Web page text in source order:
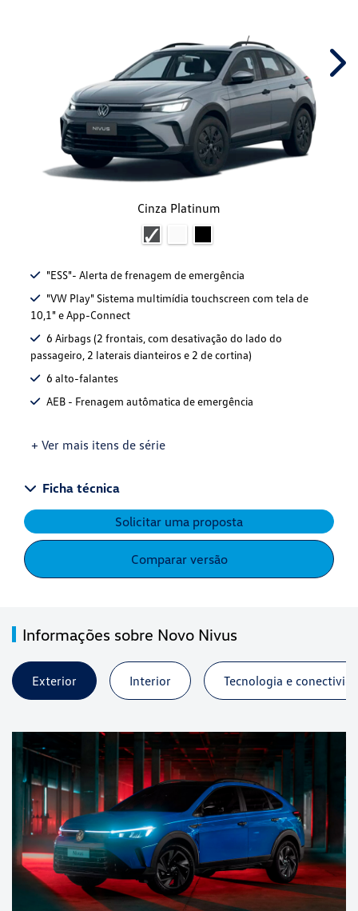
Cinza Platinum
"ESS"- Alerta de frenagem de emergência
"VW Play" Sistema multimídia touchscreen com tela de
10,1" e App-Connect
6 Airbags (2 frontais, com desativação do lado do
passageiro, 2 laterais dianteiros e 2 de cortina)
6 alto-falantes
AEB - Frenagem autômatica de emergência
+ Ver mais itens de série
Ficha técnica
Solicitar uma proposta
Comparar versão
Informações sobre Novo Nivus
Exterior Interior Tecnologia e